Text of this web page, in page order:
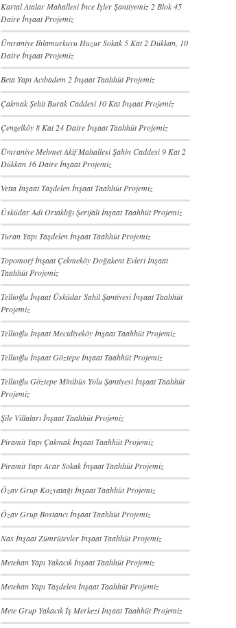
Kartal Atalar Mahallesi İnce İşler Şantiyemiz 2 Blok 45
Daire İnşaat Projemiz
Ümraniye Ihlamurkuyu Huzur Sokak 5 Kat 2 Dükkan, 10
Daire İnşaat Projemiz
Beta Yapı Acıbadem 2 İnşaat Taahhüt Projemiz
Çakmak Şehit Burak Caddesi 10 Kat İnşaat Projemiz
Çengelköy 8 Kat 24 Daire İnşaat Taahhüt Projemiz
Ümraniye Mehmet Akif Mahallesi Şahin Caddesi 9 Kat 2
Dükkan 16 Daire İnşaat Projemiz
Vetta İnşaat Taşdelen İnşaat Taahhüt Projemiz
Üsküdar Adi Ortaklığı Şerifali İnşaat Taahhüt Projemiz
Turan Yapı Taşdelen İnşaat Taahhüt Projemiz
Topomorf İnşaat Çekmeköy Doğakent Evleri İnşaat
Taahhüt Projemiz
Tellioğlu İnşaat Üsküdar Sahil Şantiyesi İnşaat Taahhüt
Projemiz
Tellioğlu İnşaat Mecidiyeköy İnşaat Taahhüt Projemiz
Tellioğlu İnşaat Göztepe İnşaat Taahhüt Projemiz
Tellioğlu Göztepe Minibüs Yolu Şantiyesi İnşaat Taahhüt
Projemiz
Şile Villaları İnşaat Taahhüt Projemiz
Piramit Yapı Çakmak İnşaat Taahhüt Projemiz
Piramit Yapı Acar Sokak İnşaat Taahhüt Projemiz
Özav Grup Kozyatağı İnşaat Taahhüt Projemiz
Özav Grup Bostancı İnşaat Taahhüt Projemiz
Nas İnşaat Zümrütevler İnşaat Taahhüt Projemiz
Metehan Yapı Yakacık İnşaat Taahhüt Projemiz
Metehan Yapı Taşdelen İnşaat Taahhüt Projemiz
Mete Grup Yakacık İş Merkezi İnşaat Taahhüt Projemiz